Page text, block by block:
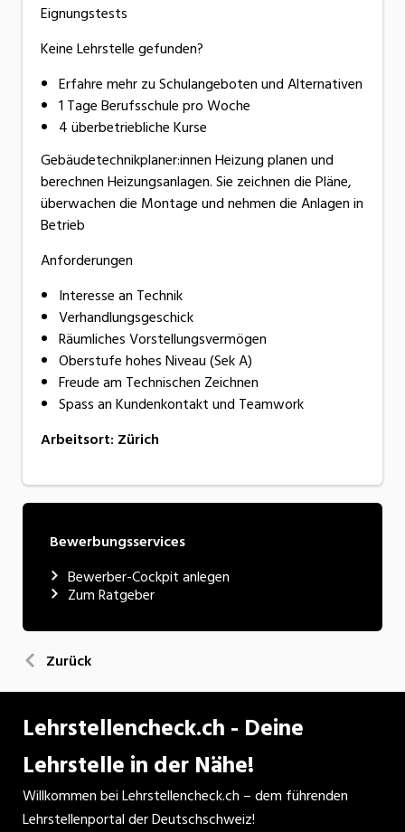
Eignungstests
Keine Lehrstelle gefunden?
Erfahre mehr zu Schulangeboten und Alternativen
1 Tage Berufsschule pro Woche
4 überbetriebliche Kurse
Gebäudetechnikplaner:innen Heizung planen und
berechnen Heizungsanlagen. Sie zeichnen die Pläne,
überwachen die Montage und nehmen die Anlagen in
Betrieb
Anforderungen
Interesse an Technik
Verhandlungsgeschick
Räumliches Vorstellungsvermögen
Oberstufe hohes Niveau (Sek A)
Freude am Technischen Zeichnen
Spass an Kundenkontakt und Teamwork
Arbeitsort: Zürich
Bewerbungsservices
Bewerber-Cockpit anlegen
Zum Ratgeber
Zurück
Lehrstellencheck.ch - Deine
Lehrstelle in der Nähe!
Willkommen bei Lehrstellencheck.ch – dem führenden
Lehrstellenportal der Deutschschweiz!